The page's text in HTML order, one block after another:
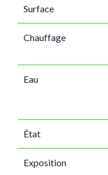
Surface
Chauffage
Eau
État
Exposition